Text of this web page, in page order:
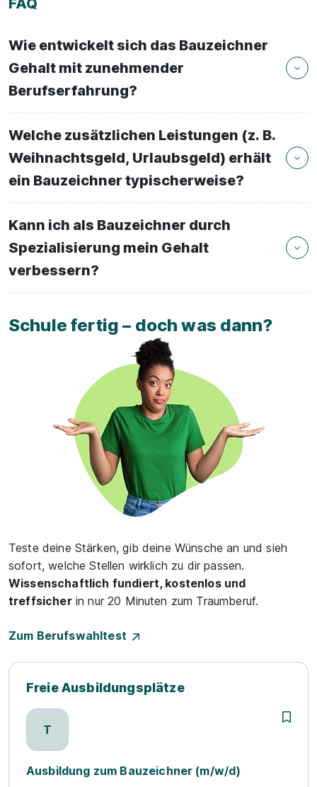
FAQ
Wie entwickelt sich das Bauzeichner
Gehalt mit zunehmender
Berufserfahrung?
Welche zusätzlichen Leistungen (z. B.
Weihnachtsgeld, Urlaubsgeld) erhält
ein Bauzeichner typischerweise?
Kann ich als Bauzeichner durch
Spezialisierung mein Gehalt
verbessern?
Schule fertig – doch was dann?
Teste deine Stärken, gib deine Wünsche an und sieh
sofort, welche Stellen wirklich zu dir passen.
Wissenschaftlich fundiert, kostenlos und
treffsicherin nur 20 Minuten zum Traumberuf.
Zum Berufswahltest
Freie Ausbildungsplätze
T
Ausbildung zum Bauzeichner (m/w/d)